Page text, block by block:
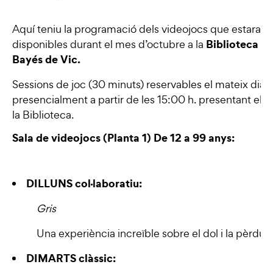
Aquí teniu la programació dels videojocs que estaran
disponibles durant el mes d’octubre a la Biblioteca
Bayés de Vic.
Sessions de joc (30 minuts) reservables el mateix dia
presencialment a partir de les 15:00 h. presentant el
la Biblioteca.
Sala de videojocs (Planta 1) De 12 a 99 anys:
DILLUNS col·laboratiu:
Gris
Una experiència increïble sobre el dol i la pèrdua.
DIMARTS clàssic: